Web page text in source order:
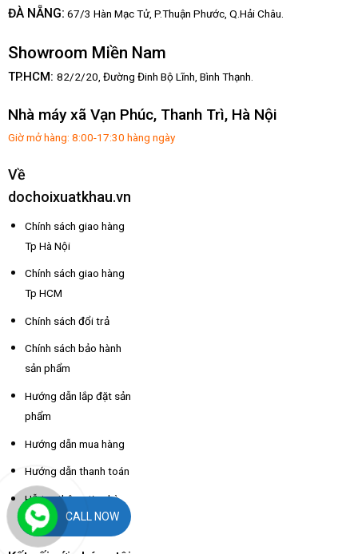
ĐÀ NẴNG: 67/3 Hàn Mạc Tử, P.Thuận Phước, Q.Hải Châu.
Showroom Miền Nam
TP.HCM: 82/2/20, Đường Đinh Bộ Lĩnh, Bình Thạnh.
Nhà máy xã Vạn Phúc, Thanh Trì, Hà Nội
Giờ mở hàng: 8:00-17:30 hàng ngày
Về
dochoixuatkhau.vn
Chính sách giao hàng
Tp Hà Nội
Chính sách giao hàng
Tp HCM
Chính sách đổi trả
Chính sách bảo hành
sản phẩm
Hướng dẫn lắp đặt sản
phẩm
Hướng dẫn mua hàng
Hướng dẫn thanh toán
Hỗ trợ thông tin nhà
xe các tỉnhCALL NOW